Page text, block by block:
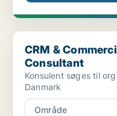
CRM & Commercial
CRM &
Consultant
Konsulent søges til
Danmark
Område